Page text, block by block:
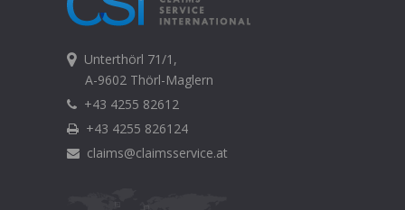
Unterthörl 71/1,
A-9602 Thörl-Maglern
+43 4255 82612
+43 4255 826124
claims@claimsservice.at